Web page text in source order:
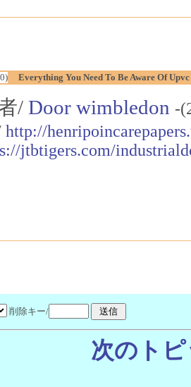
Everything You Need To Be Aware Of
/ Door wimbledon -
http://
jtbtigers.com/
削除キー/
次のト